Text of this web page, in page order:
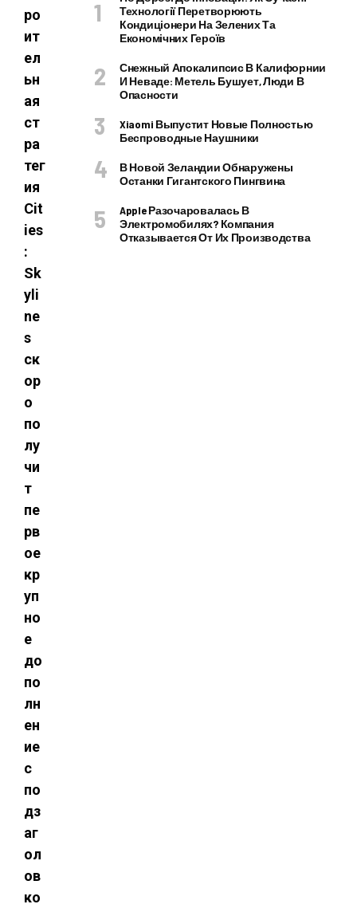
ро
ит
ел
ьн
ая
ст
ра
тег
ия
Cit
ies
:
Sk
yli
ne
s
ск
ор
о
по
лу
чи
т
пе
рв
ое
кр
уп
но
е
до
по
лн
ен
ие
с
по
дз
аг
ол
ов
ко
Технології Перетворюють
Кондиціонери На Зелених Та
Економічних Героїв
Снежный Апокалипсис В Калифорнии
И Неваде: Метель Бушует, Люди В
Опасности
Xiaomi Выпустит Новые Полностью
Беспроводные Наушники
В Новой Зеландии Обнаружены
Останки Гигантского Пингвина
Apple Разочаровалась В
Электромобилях? Компания
Отказывается От Их Производства